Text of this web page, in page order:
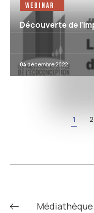
Webinar
Découverte de
04 décembre 2022
1 2
Médiathèque